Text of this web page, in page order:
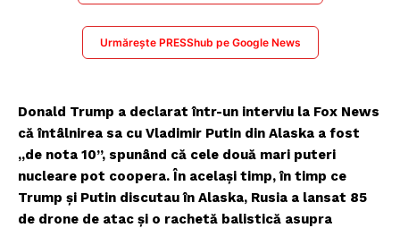
Urmărește PRESShub pe Google News
Donald Trump a declarat într-un interviu la Fox News
că întâlnirea sa cu Vladimir Putin din Alaska a fost
„de nota 10”, spunând că cele două mari puteri
nucleare pot coopera. În același timp, în timp ce
Trump și Putin discutau în Alaska, Rusia a lansat 85
de drone de atac și o rachetă balistică asupra